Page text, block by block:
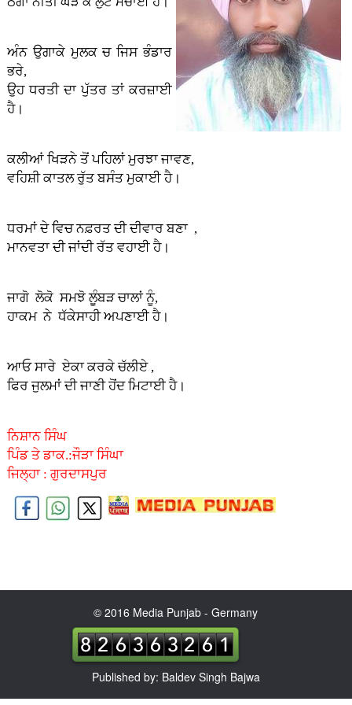
ਅੰਨ ਉਗਾਕੇ ਮੁਲਕ ਚ ਜਿਸ ਭੰਡਾਰ
ਭਰੇ,
ਉਹ ਧਰਤੀ ਦਾ ਪੁੱਤਰ ਤਾਂ ਕਰਜ਼ਾਈ
ਹੈ।
ਕਲੀਆਂ ਖਿੜਨੇ ਤੋਂ ਪਹਿਲਾਂ ਮੁਰਝਾ ਜਾਵਣ,
ਵਹਿਸ਼ੀ ਕਾਤਲ ਰੁੱਤ ਬਸੰਤ ਮੁਕਾਈ ਹੈ।
ਧਰਮਾਂ ਦੇ ਵਿਚ ਨਫ਼ਰਤ ਦੀ ਦੀਵਾਰ ਬਣਾ ,
ਮਾਨਵਤਾ ਦੀ ਜਾਂਦੀ ਰੱਤ ਵਹਾਈ ਹੈ।
ਜਾਗੋ ਲੋਕੋ ਸਮਝੋ ਲੂੰਬੜ ਚਾਲਾਂ ਨੂੰ,
ਹਾਕਮ ਨੇ ਧੱਕੇਸਾਹੀ ਅਪਣਾਈ ਹੈ।
ਆਓ ਸਾਰੇ ਏਕਾ ਕਰਕੇ ਚੱਲੀਏ ,
ਫਿਰ ਜੁਲਮਾਂ ਦੀ ਜਾਣੀ ਹੋਂਦ ਮਿਟਾਈ ਹੈ।
ਨਿਸ਼ਾਨ ਸਿੰਘ
ਪਿੰਡ ਤੇ ਡਾਕ.:ਜੌੜਾ ਸਿੰਘਾ
ਜਿਲ੍ਹਾ : ਗੁਰਦਾਸਪੁਰ
© 2016 Media Punjab - Germany
Published by: Baldev Singh Bajwa